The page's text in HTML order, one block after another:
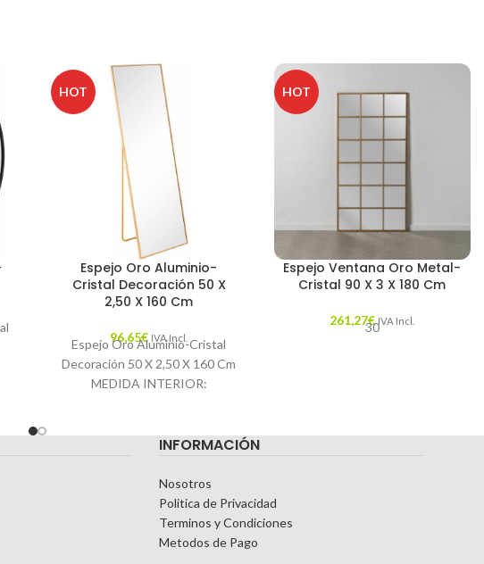
HOT
Espejo Oro Aluminio-
Cristal Decoración 50 X
2,50 X 160 Cm
96,65€ IVA Incl.
Espejo Oro Aluminio-Cristal
Decoración 50 X 2,50 X 160 Cm
MEDIDA INTERIOR:
CRISTAL TEMPORADA:
HOT
Espejo Ventana Oro Metal-
Cristal 90 X 3 X 180 Cm
261,27€ IVA Incl.
30
INFORMACIÓN
Nosotros
Politica de Privacidad
Terminos y Condiciones
Metodos de Pago